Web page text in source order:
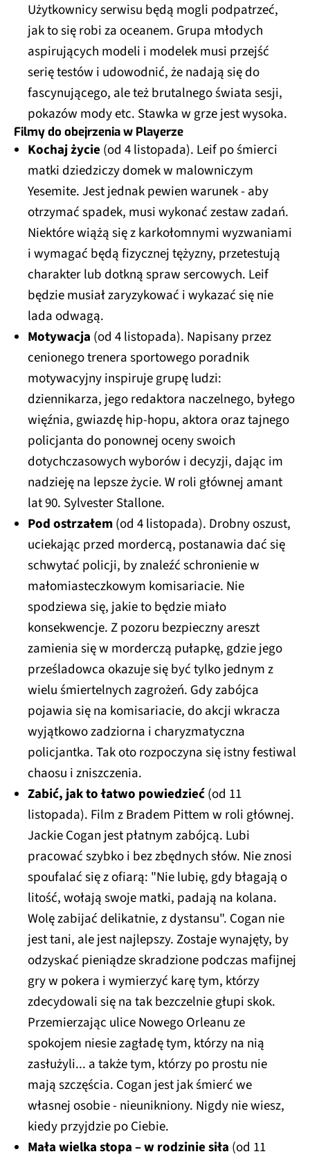
Użytkownicy serwisu będą mogli podpatrzeć,
jak to się robi za oceanem. Grupa młodych
aspirujących modeli i modelek musi przejść
serię testów i udowodnić, że nadają się do
fascynującego, ale też brutalnego świata sesji,
pokazów mody etc. Stawka w grze jest wysoka.
Filmy do obejrzenia w Playerze
Kochaj życie(od 4 listopada). Leif po śmierci
matki dziedziczy domek w malowniczym
Yesemite. Jest jednak pewien warunek - aby
otrzymać spadek, musi wykonać zestaw zadań.
Niektóre wiążą się z karkołomnymi wyzwaniami
i wymagać będą fizycznej tężyzny, przetestują
charakter lub dotkną spraw sercowych. Leif
będzie musiał zaryzykować i wykazać się nie
lada odwagą.
Motywacja (od 4 listopada). Napisany przez
cenionego trenera sportowego poradnik
motywacyjny inspiruje grupę ludzi:
dziennikarza, jego redaktora naczelnego, byłego
więźnia, gwiazdę hip-hopu, aktora oraz tajnego
policjanta do ponownej oceny swoich
dotychczasowych wyborów i decyzji, dając im
nadzieję na lepsze życie. W roli głównej amant
lat 90. Sylvester Stallone.
Pod ostrzałem(od 4 listopada). Drobny oszust,
uciekając przed mordercą, postanawia dać się
schwytać policji, by znaleźć schronienie w
małomiasteczkowym komisariacie. Nie
spodziewa się, jakie to będzie miało
konsekwencje. Z pozoru bezpieczny areszt
zamienia się w morderczą pułapkę, gdzie jego
prześladowca okazuje się być tylko jednym z
wielu śmiertelnych zagrożeń. Gdy zabójca
pojawia się na komisariacie, do akcji wkracza
wyjątkowo zadziorna i charyzmatyczna
policjantka. Tak oto rozpoczyna się istny festiwal
chaosu i zniszczenia.
Zabić, jak to łatwo powiedzieć(od 11
listopada). Film z Bradem Pittem w roli głównej.
Jackie Cogan jest płatnym zabójcą. Lubi
pracować szybko i bez zbędnych słów. Nie znosi
spoufalać się z ofiarą: "Nie lubię, gdy błagają o
litość, wołają swoje matki, padają na kolana.
Wolę zabijać delikatnie, z dystansu". Cogan nie
jest tani, ale jest najlepszy. Zostaje wynajęty, by
odzyskać pieniądze skradzione podczas mafijnej
gry w pokera i wymierzyć karę tym, którzy
zdecydowali się na tak bezczelnie głupi skok.
Przemierzając ulice Nowego Orleanu ze
spokojem niesie zagładę tym, którzy na nią
zasłużyli... a także tym, którzy po prostu nie
mają szczęścia. Cogan jest jak śmierć we
własnej osobie - nieunikniony. Nigdy nie wiesz,
kiedy przyjdzie po Ciebie.
Mała wielka stopa – w rodzinie siła (od 11